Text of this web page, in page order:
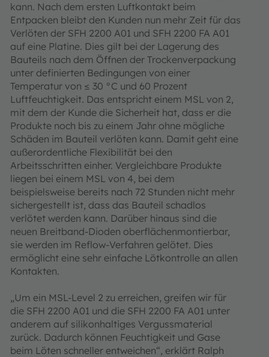
kann. Nach dem ersten Luftkontakt beim
Entpacken bleibt den Kunden nun mehr Zeit für das
Verlöten der SFH 2200 A01 und SFH 2200 FA A01
auf eine Platine. Dies gilt bei der Lagerung des
Bauteils nach dem Öffnen der Trockenverpackung
unter definierten Bedingungen von einer
Temperatur von ≤ 30 °C und 60 Prozent
Luftfeuchtigkeit. Das entspricht einem MSL von 2,
mit dem der Kunde die Sicherheit hat, dass er die
Produkte noch bis zu einem Jahr ohne mögliche
Schäden im Bauteil verlöten kann. Damit geht eine
außerordentliche Flexibilität bei den
Arbeitsschritten einher. Vergleichbare Produkte
liegen bei einem MSL von 4, bei dem
beispielsweise bereits nach 72 Stunden nicht mehr
sichergestellt ist, dass das Bauteil schadlos
verlötet werden kann. Darüber hinaus sind die
neuen Breitband-Dioden oberflächenmontierbar,
sie werden im Reflow-Verfahren gelötet. Dies
ermöglicht eine sehr einfache Lötkontrolle an allen
Kontakten.
„Um ein MSL-Level 2 zu erreichen, greifen wir für
die SFH 2200 A01 und die SFH 2200 FA A01 unter
anderem auf silikonhaltiges Vergussmaterial
zurück. Dadurch können Feuchtigkeit und Gase
beim Löten schneller entweichen“, erklärt Ralph